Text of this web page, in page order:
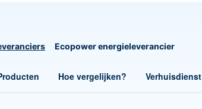
Ecopower energieleverancier
Hoe vergelijken? Verhuisdienst